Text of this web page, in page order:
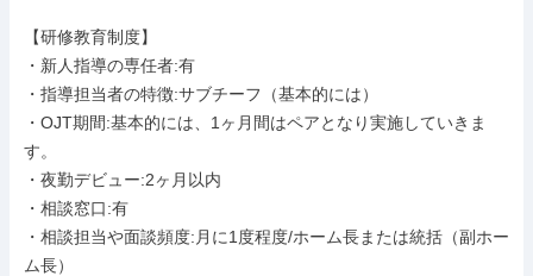
【研修教育制度】
・新人指導の専任者:有
・指導担当者の特徴:サブチーフ（基本的には）
・OJT期間:基本的には、1ヶ月間はペアとなり実施していきま
す。
・夜勤デビュー:2ヶ月以内
・相談窓口:有
・相談担当や面談頻度:月に1度程度/ホーム長または統括（副ホー
ム長）